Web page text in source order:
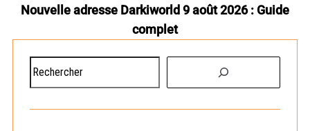
Nouvelle adresse Darkiworld 9 août 2026 : Guide
complet
e
h